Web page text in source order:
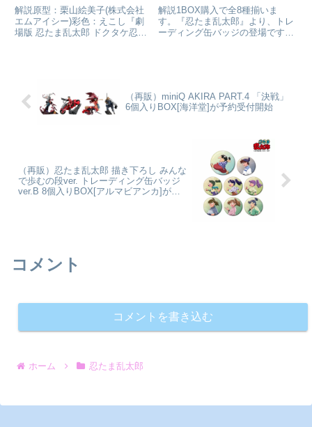
ウス]が予約受付開始
解説原型：栗山絵美子(株式会社
エムアイシー)彩色：えこし『劇
場版 忍たま乱太郎 ドクタケ忍者
ッジ ver.B 8個入りBOX[ア
ルマビアンカ]が予約受付
開始
解説1BOX購入で全8種揃いま
す。『忍たま乱太郎』より、トレ
ーディング缶バッジの登場です。
に...
（再販）miniQ AKIRA PART.4 「決戦」
6個入りBOX[海洋堂]が予約受付開始
（再販）忍たま乱太郎 描き下ろし みんな
で歩むの段ver. トレーディング缶バッジ
ver.B 8個入りBOX[アルマビアンカ]が予
コメント
コメントを書き込む
ホーム 忍たま乱太郎